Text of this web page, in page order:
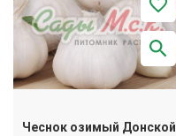
Чеснок озимый Донской